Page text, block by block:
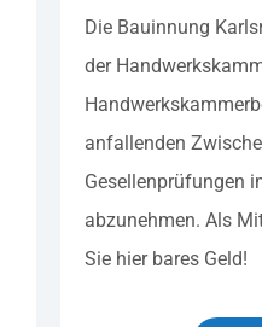
Die Bauinnung
der
anfallenden
Gesellenprüfungen
abzunehmen. Als
Sie hier bares Geld!